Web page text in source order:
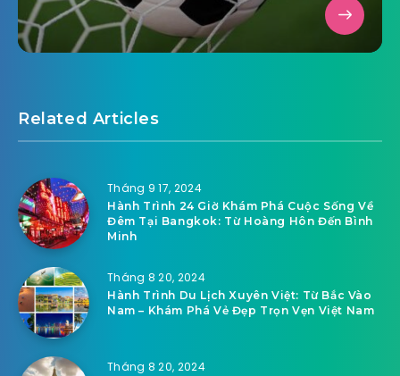
Related Articles
Tháng 9 17, 2024
Hành Trình 24 Giờ Khám Phá Cuộc Sống Về
Đêm Tại Bangkok: Từ Hoàng Hôn Đến Bình
Minh
Tháng 8 20, 2024
Hành Trình Du Lịch Xuyên Việt: Từ Bắc Vào
Nam – Khám Phá Vẻ Đẹp Trọn Vẹn Việt Nam
Tháng 8 20, 2024